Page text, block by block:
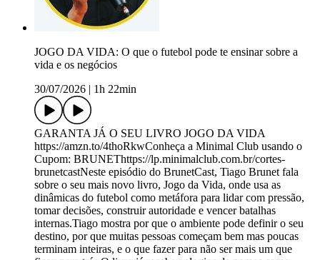
JOGO DA VIDA: O que o futebol pode te ensinar sobre a
vida e os negócios
30/07/2026
1h 22min
GARANTA JÁ O SEU LIVRO JOGO DA VIDA
https://amzn.to/4thoRkwConheça a Minimal Club usando o
Cupom: BRUNEThttps://lp.minimalclub.com.br/cortes-
brunetcastNeste episódio do BrunetCast, Tiago Brunet fala
sobre o seu mais novo livro, Jogo da Vida, onde usa as
dinâmicas do futebol como metáfora para lidar com pressão,
tomar decisões, construir autoridade e vencer batalhas
internas.Tiago mostra por que o ambiente pode definir o seu
destino, por que muitas pessoas começam bem mas poucas
terminam inteiras, e o que fazer para não ser mais um que